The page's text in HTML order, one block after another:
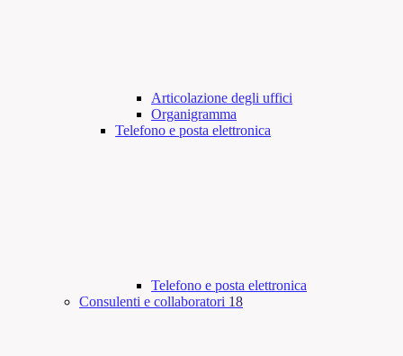
Articolazione degli uffici
Organigramma
Telefono e posta elettronica
Telefono e posta elettronica
Consulenti e collaboratori 18